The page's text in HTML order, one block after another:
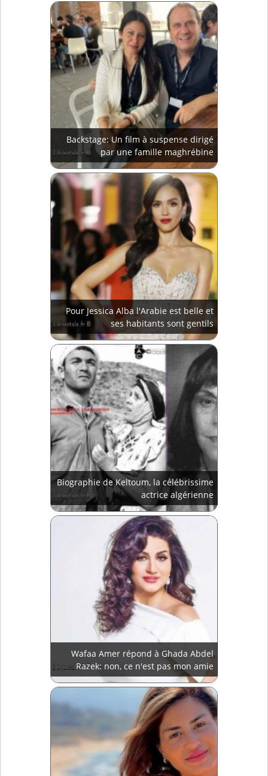
Backstage: Un film à suspense dirigé
par une famille maghrébine
Pour Jessica Alba l'Arabie est belle et
ses habitants sont gentils
Biographie de Keltoum, la célébrissime
actrice algérienne
Wafaa Amer répond à Ghada Abdel
Razek: non, ce n'est pas mon amie